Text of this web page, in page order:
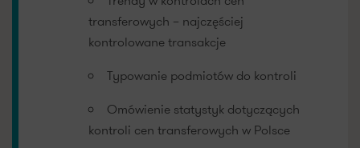
transferowych – najczęściej
kontrolowane transakcje
Typowanie podmiotów do kontroli
Omówienie statystyk dotyczących
kontroli cen transferowych w Polsce